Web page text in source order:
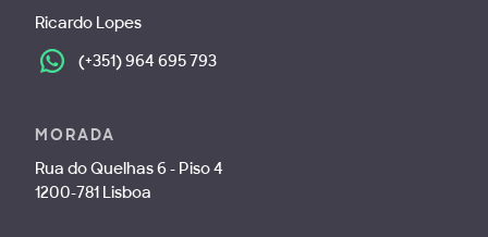
Ricardo Lopes
(+351) 964 695 793
MORADA
Rua do Quelhas 6 - Piso 4
1200-781 Lisboa